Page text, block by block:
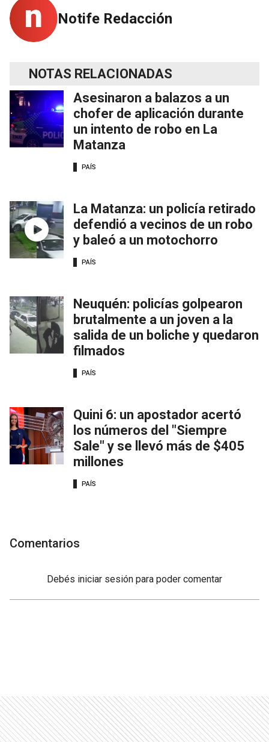
Notife Redacción
NOTAS RELACIONADAS
Asesinaron a balazos a un
chofer de aplicación durante
un intento de robo en La
Matanza
PAÍS
La Matanza: un policía retirado
defendió a vecinos de un robo
y baleó a un motochorro
PAÍS
Neuquén: policías golpearon
brutalmente a un joven a la
salida de un boliche y quedaron
filmados
PAÍS
Quini 6: un apostador acertó
los números del "Siempre
Sale" y se llevó más de $405
millones
PAÍS
Comentarios
Debés iniciar sesión para poder comentar